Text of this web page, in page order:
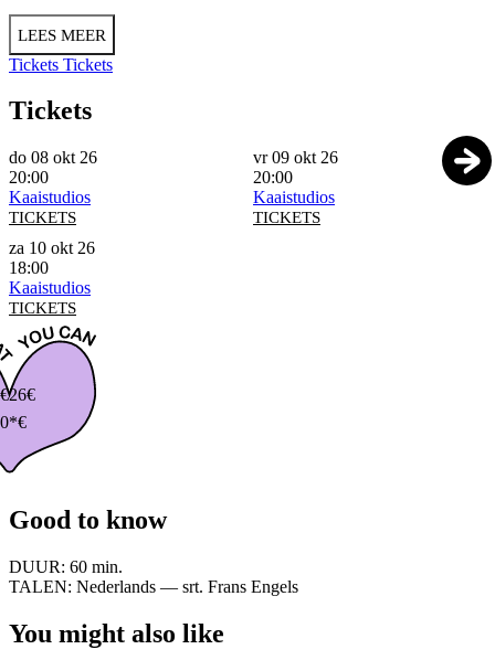
LEES MEER
Tickets Tickets
Tickets
do 08 okt 26
20:00
Kaaistudios
TICKETS
vr 09 okt 26
20:00
Kaaistudios
TICKETS
za 10 okt 26
18:00
Kaaistudios
TICKETS
26€
Good to know
DUUR: 60 min.
TALEN: Nederlands — srt. Frans Engels
You might also like